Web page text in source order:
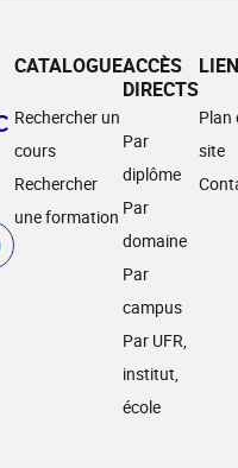
CATALOGUE
Rechercher un
cours
Rechercher
une formation
ACCÈS
DIRECTS
Par
diplôme
Par
domaine
Par
campus
Par UFR,
institut,
école
Plan
site